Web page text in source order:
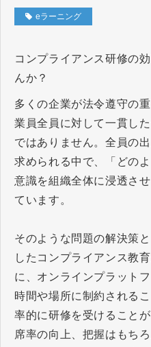
eラーニング
コンプライアンス研修の
んか？
多くの企業が法令遵守の
業員全員に対して一貫し
ではありません。全員の
求められる中で、「どの
意識を組織全体に浸透さ
ています。
そのような問題の解決策
したコンプライアンス教
に、オンラインプラット
時間や場所に制約される
率的に研修を受けること
席率の向上、把握はもち